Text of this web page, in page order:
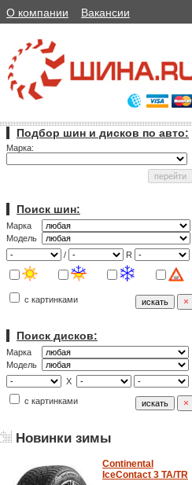
О компании Вакансии
Подбор шин и дисков по авто:
Марка:
Поиск шин:
Марка
Модель
/
R
с картинками
Поиск дисков:
Марка
Модель
X
с картинками
Новинки зимы
Continental
IceContact 3 TA/TR